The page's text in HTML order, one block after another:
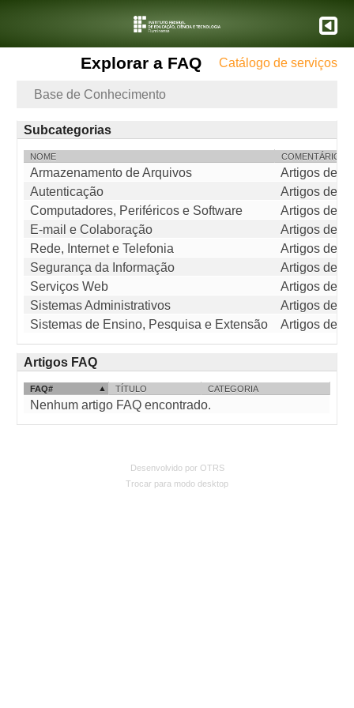
Catálogo de serviços
Explorar a FAQ
Base de Conhecimento
Subcategorias
NOME COMENTÁRIO
Armazenamento de Arquivos
Artigos de
Autenticação
Artigos de
Computadores, Periféricos e Software
Artigos de
E-mail e Colaboração
Artigos de
Rede, Internet e Telefonia
Artigos de
Segurança da Informação
Artigos de
Serviços Web
Artigos de
Sistemas Administrativos
Artigos de
Sistemas de Ensino, Pesquisa e Extensão
Artigos de
Artigos FAQ
FAQ# TÍTULO CATEGORIA
Nenhum artigo FAQ encontrado.
Desenvolvido por OTRS
Trocar para modo desktop